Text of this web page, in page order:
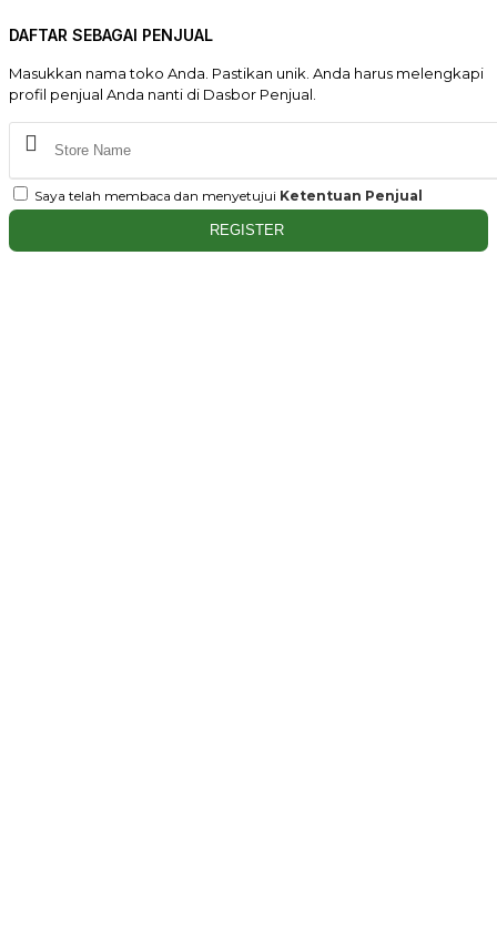
DAFTAR SEBAGAI PENJUAL
Masukkan nama toko Anda. Pastikan unik. Anda harus melengkapi
profil penjual Anda nanti di Dasbor Penjual.
Saya telah membaca dan menyetujui Ketentuan Penjual
REGISTER